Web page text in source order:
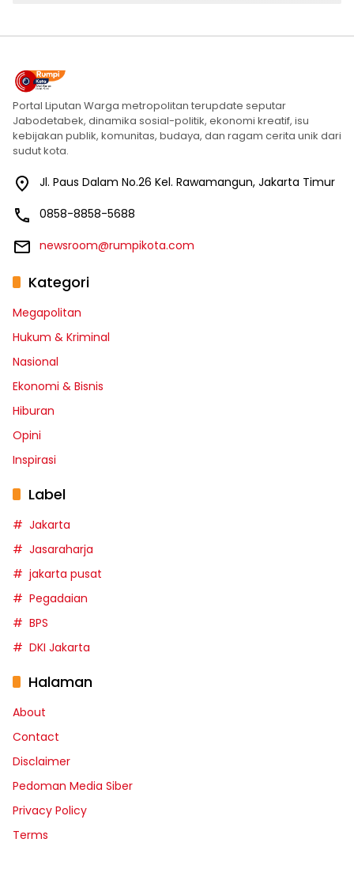
Portal Liputan Warga metropolitan terupdate seputar
Jabodetabek, dinamika sosial-politik, ekonomi kreatif, isu
kebijakan publik, komunitas, budaya, dan ragam cerita unik dari
sudut kota.
Jl. Paus Dalam No.26 Kel. Rawamangun, Jakarta Timur
0858-8858-5688
newsroom@rumpikota.com
Kategori
Megapolitan
Hukum & Kriminal
Nasional
Ekonomi & Bisnis
Hiburan
Opini
Inspirasi
Label
Jakarta
Jasaraharja
jakarta pusat
Pegadaian
BPS
DKI Jakarta
Halaman
About
Contact
Disclaimer
Pedoman Media Siber
Privacy Policy
Terms